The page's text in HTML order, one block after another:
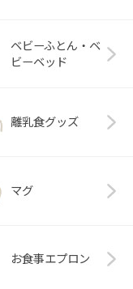
ベビーふとん・ベ
ビーベッド
離乳食グッズ
マグ
お食事エプロン